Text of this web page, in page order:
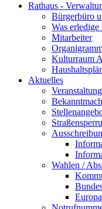
Rathaus -
Bürgerbüro
Was
Mitarbeiter
Kulturraum
Aktuelles
Wahlen /